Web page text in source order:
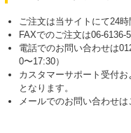
ご注文は当サイトにて24
FAXでのご注文は06-6136-
電話でのお問い合わせは
0〜17:30）
カスタマーサポート受付
となります。
メールでのお問い合わせは